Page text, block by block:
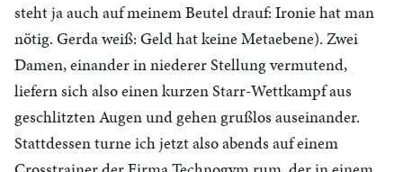
steht ja auch auf meinem Beutel drauf: Ironie hat man
nötig. Gerda weiß: Geld hat keine Metaebene). Zwei
Damen, einander in niederer Stellung vermutend,
liefern sich also einen kurzen Starr-Wettkampf aus
geschlitzten Augen und gehen grußlos auseinander.
Stattdessen turne ich jetzt also abends auf einem